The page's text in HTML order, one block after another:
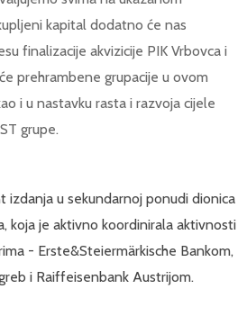
kapital dodatno će nas
finalizacije akvizicije PIK Vrbovca i
prehrambene grupacije u ovom
i u nastavku rasta i razvoja cijele
grupe.
izdanja u sekundarnoj ponudi dionica
koja je aktivno koordinirala aktivnosti
- Erste&Steiermärkische Bankom,
i Raiffeisenbank Austrijom.